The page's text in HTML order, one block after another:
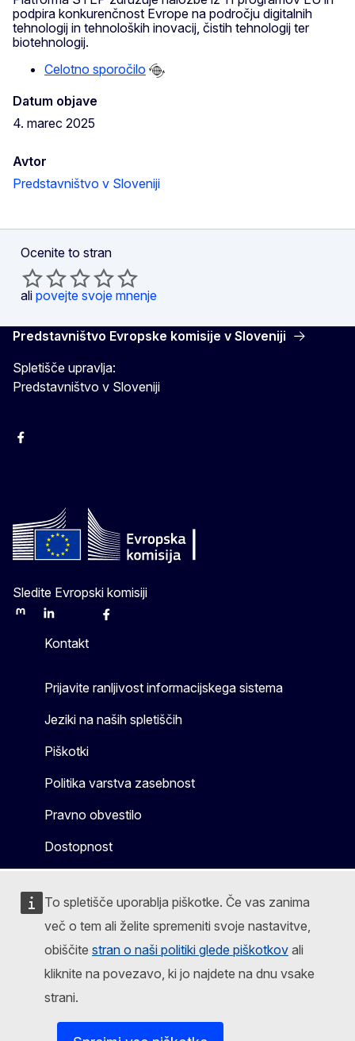
To spletišče uporablja piškotke. Če vas zanima
več o tem ali želite spremeniti svoje nastavitve,
obiščite stran o naši politiki glede piškotkov ali
kliknite na povezavo, ki jo najdete na dnu vsake
strani.
podpira konkurenčnost Evrope na področju digitalnih
tehnologij in tehnoloških inovacij, čistih tehnologij ter
biotehnologij.
Celotno sporočilo
Datum objave
4. marec 2025
Avtor
Predstavništvo v Sloveniji
Ocenite to stran
ali povejte svoje mnenje
Predstavništvo Evropske komisije v Sloveniji
Spletišče upravlja:
Predstavništvo v Sloveniji
Facebook
Sledite Evropski komisiji
MastodonLinkedInBlueskyFacebook
Kontakt
Prijavite ranljivost informacijskega sistema
Jeziki na naših spletiščih
Piškotki
Politika varstva zasebnost
Pravno obvestilo
Dostopnost